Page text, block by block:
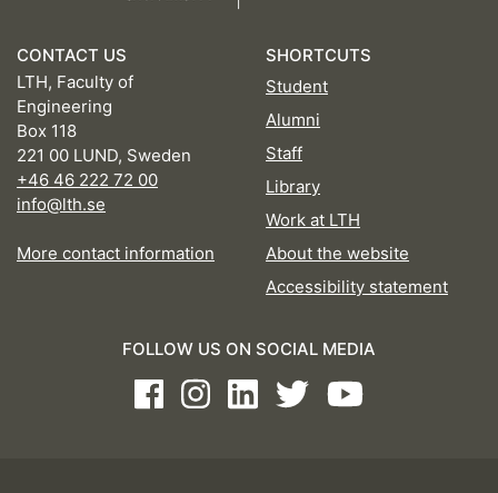
CONTACT US
LTH, Faculty of
Engineering
Box 118
221 00 LUND, Sweden
+46 46 222 72 00
info@lth.se
More contact information
SHORTCUTS
Student
Alumni
Staff
Library
Work at LTH
About the website
Accessibility statement
FOLLOW US ON SOCIAL MEDIA
FacebookInstagramLinkedInTwitterYoutube